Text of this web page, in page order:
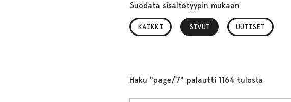
Suodata sisältötyypin mukaan
KAIKKI SIVUT
, VALITTU UUTISET
Haku "page/7" palautti 1164 tulosta